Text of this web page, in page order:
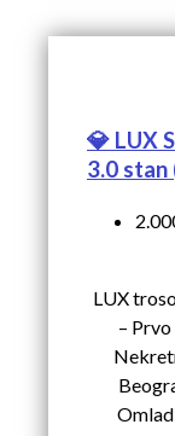
💎 LUX
3.0 stan
LUX
–